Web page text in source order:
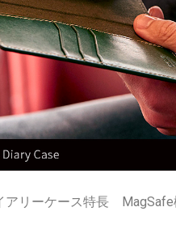
アリーケース特長